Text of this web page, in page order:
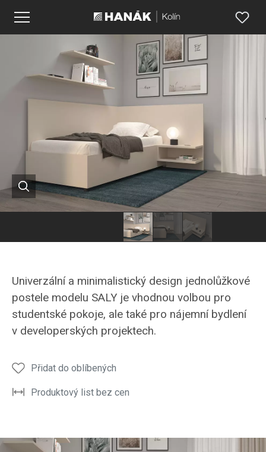
ložnice
SALY s
jednoduchým
a
uceleným
univerzální
a
minimalistický
design
SALY
ložnice
SALY
noční
stolek,
Univerzální a minimalistický design jednolůžkové
postele modelu SALY je vhodnou volbou pro
studentské pokoje, ale také pro nájemní bydlení
v developerských projektech.
Přidat do oblíbených
Produktový list bez cen